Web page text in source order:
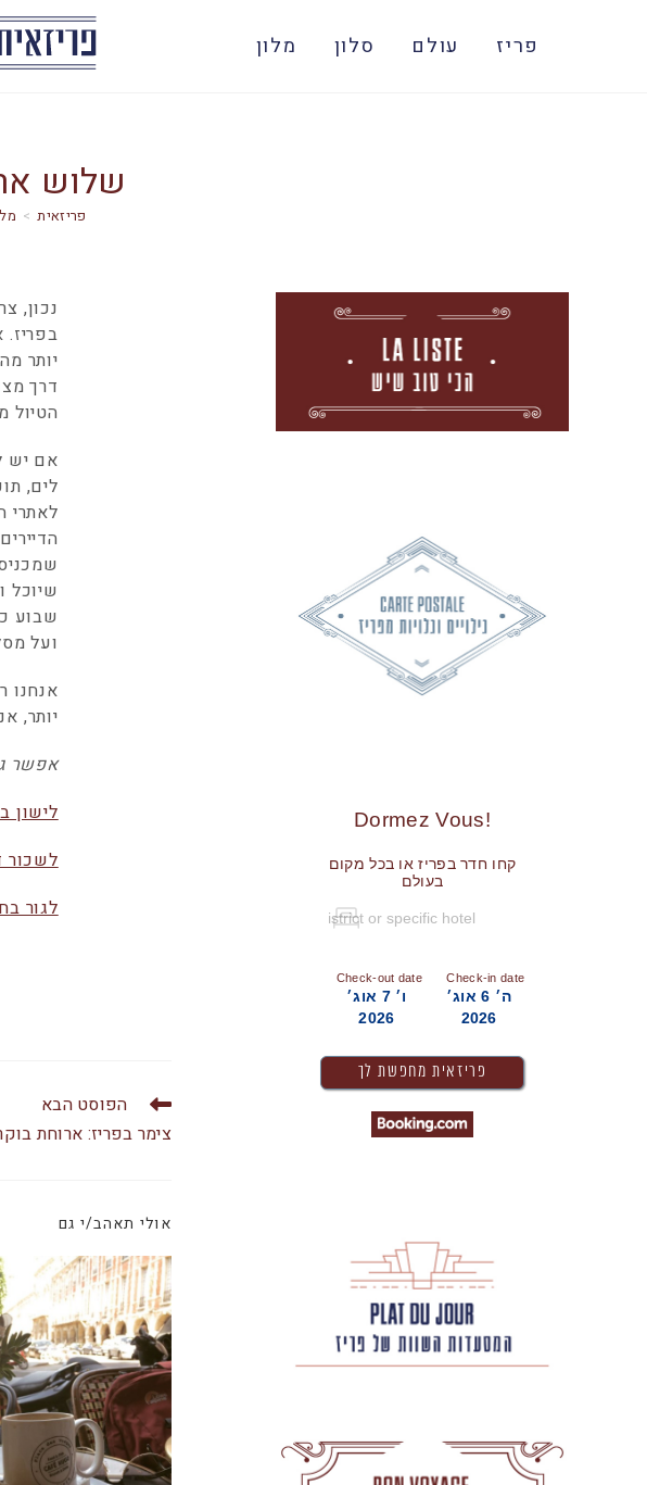
פריז עולם סלון מלון
שלוש
>
נכון,
יותר
דרך
הטיול
אם יש
לים,
לאתרי
שיוכל
שבוע
ועל
אנחנו
יותר,
אפשר
לישון
לשכור
לגור
הפוסט הבא
צימר בפריז: ארוחת
אולי תאהב/י גם
!Dormez Vous
קחו חדר בפריז או בכל מקום
בעולם
Check-in date
ה׳ 6 אוג׳
2026
Check-out date
ו׳ 7 אוג׳
2026